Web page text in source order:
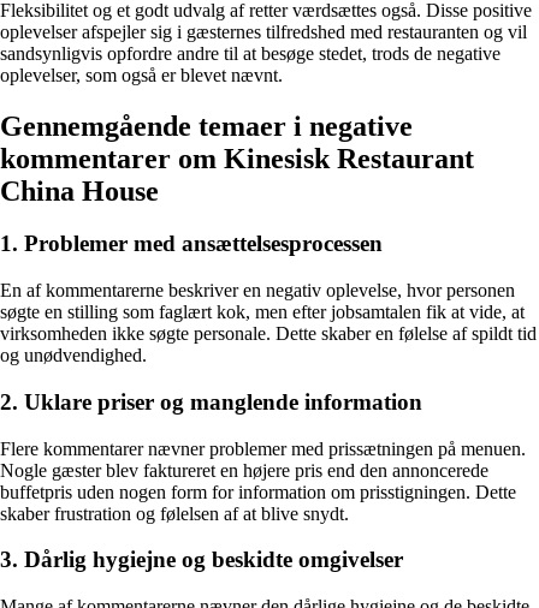
Fleksibilitet og et godt udvalg af retter værdsættes også. Disse positive
oplevelser afspejler sig i gæsternes tilfredshed med restauranten og vil
sandsynligvis opfordre andre til at besøge stedet, trods de negative
oplevelser, som også er blevet nævnt.
Gennemgående temaer i negative
kommentarer om Kinesisk Restaurant
China House
1. Problemer med ansættelsesprocessen
En af kommentarerne beskriver en negativ oplevelse, hvor personen
søgte en stilling som faglært kok, men efter jobsamtalen fik at vide, at
virksomheden ikke søgte personale. Dette skaber en følelse af spildt tid
og unødvendighed.
2. Uklare priser og manglende information
Flere kommentarer nævner problemer med prissætningen på menuen.
Nogle gæster blev faktureret en højere pris end den annoncerede
buffetpris uden nogen form for information om prisstigningen. Dette
skaber frustration og følelsen af at blive snydt.
3. Dårlig hygiejne og beskidte omgivelser